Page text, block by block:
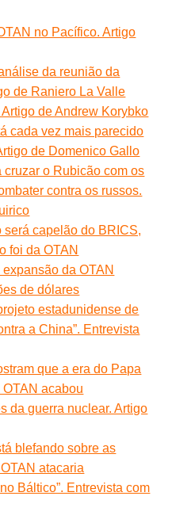
no Pacífico. Artigo
da reunião da
de Raniero La Valle
de Andrew Korybko
cada vez mais parecido
de Domenico Gallo
cruzar o Rubicão com os
contra os russos.
será capelão do BRICS,
foi da OTAN
da OTAN
de dólares
estadunidense de
a China”. Entrevista
que a era do Papa
acabou
da guerra nuclear. Artigo
blefando sobre as
atacaria
Báltico”. Entrevista com